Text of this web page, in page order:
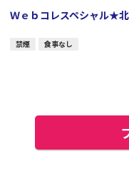
Ｗｅｂコレスペシャル★
禁煙 食事なし